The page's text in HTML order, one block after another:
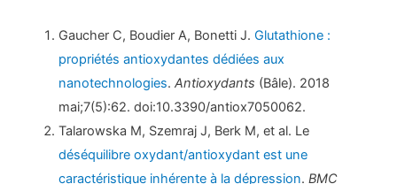
Gaucher C, Boudier A, Bonetti J.Glutathione :
propriétés antioxydantes dédiées aux
nanotechnologies.Antioxydants (Bâle). 2018
mai;7(5):62. doi:10.3390/antiox7050062.
Talarowska M, Szemraj J, Berk M, et al. Le
déséquilibre oxydant/antioxydant est une
caractéristique inhérente à la dépression.BMC